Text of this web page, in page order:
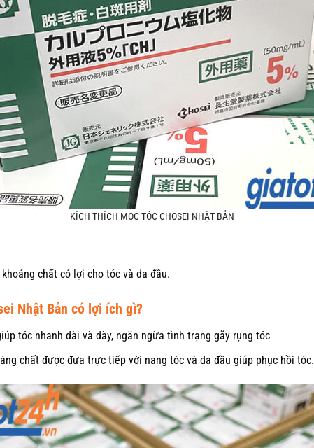
KÍCH THÍCH MỌC TÓC CHOSEI NHẬT BẢN
chất có lợi cho tóc và da đầu.
Nhật Bản có lợi ích gì?
tóc nhanh dài và dày, ngăn ngừa tình trạng gãy rụng tóc
chất được đưa trực tiếp với nang tóc và da đầu giúp phục hồi tóc.